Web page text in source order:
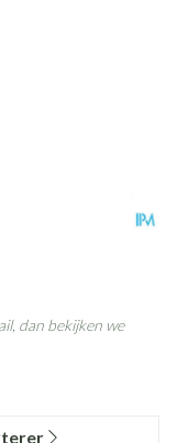
dan bekijken we